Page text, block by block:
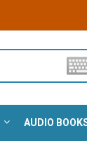
AUDIO